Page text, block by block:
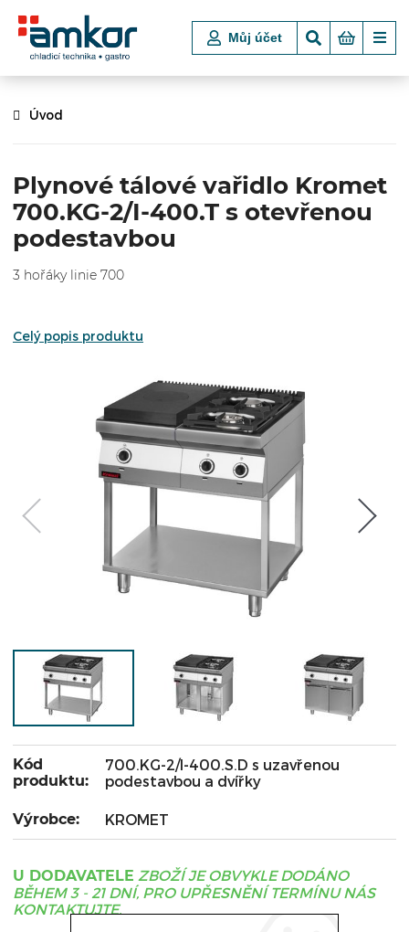
Můj účet
Úvod
Plynové tálové vařidlo Kromet
700.KG-2/I-400.T s otevřenou
podestavbou
3 hořáky linie 700
Celý popis produktu
Kód
produktu:
700.KG-2/I-400.S.D s uzavřenou
podestavbou a dvířky
Výrobce: KROMET
U DODAVATELE ZBOŽÍ JE OBVYKLE DODÁNO
BĚHEM 3 - 21 DNÍ, PRO UPŘESNĚNÍ TERMÍNU NÁS
KONTAKTUJTE.